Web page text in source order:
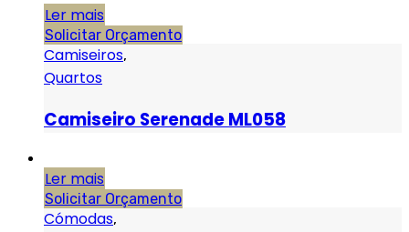
Ler mais
Solicitar Orçamento
Camiseiros,
Quartos
Camiseiro Serenade ML058
Ler mais
Solicitar Orçamento
Cómodas,